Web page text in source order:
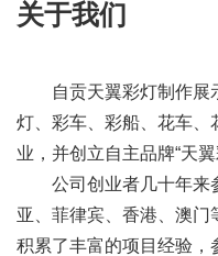
关于我们
自贡天翼彩灯制作
灯、彩车、彩船、花车、
业，并创立自主品牌“天翼
公司创业者几十年来
亚、菲律宾、香港、澳门
积累了丰富的项目经验，